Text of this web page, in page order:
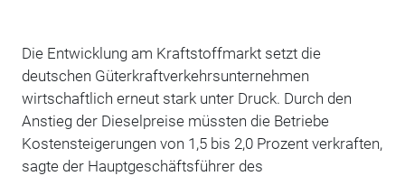
Die Entwicklung am Kraftstoffmarkt setzt die
deutschen Güterkraftverkehrsunternehmen
wirtschaftlich erneut stark unter Druck. Durch den
Anstieg der Dieselpreise müssten die Betriebe
Kostensteigerungen von 1,5 bis 2,0 Prozent verkraften,
sagte der Hauptgeschäftsführer des